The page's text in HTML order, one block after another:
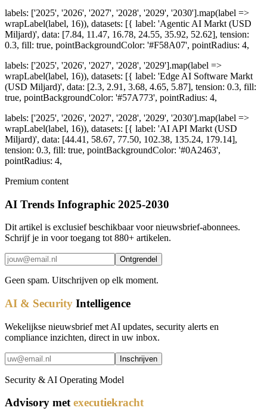
labels: ['2025', '2026', '2027', '2028', '2029', '2030'].map(label =>
wrapLabel(label, 16)), datasets: [{ label: 'Agentic AI Markt (USD
Miljard)', data: [7.84, 11.47, 16.78, 24.55, 35.92, 52.62], tension:
0.3, fill: true, pointBackgroundColor: '#F58A07', pointRadius: 4,
labels: ['2025', '2026', '2027', '2028', '2029'].map(label =>
wrapLabel(label, 16)), datasets: [{ label: 'Edge AI Software Markt
(USD Miljard)', data: [2.3, 2.91, 3.68, 4.65, 5.87], tension: 0.3, fill:
true, pointBackgroundColor: '#57A773', pointRadius: 4,
labels: ['2025', '2026', '2027', '2028', '2029', '2030'].map(label =>
wrapLabel(label, 16)), datasets: [{ label: 'AI API Markt (USD
Miljard)', data: [44.41, 58.67, 77.50, 102.38, 135.24, 179.14],
tension: 0.3, fill: true, pointBackgroundColor: '#0A2463',
pointRadius: 4,
Premium content
AI Trends Infographic 2025-2030
Dit artikel is exclusief beschikbaar voor nieuwsbrief-abonnees.
Schrijf je in voor toegang tot 880+ artikelen.
Ontgrendel
Geen spam. Uitschrijven op elk moment.
AI & Security Intelligence
Wekelijkse nieuwsbrief met AI updates, security alerts en
compliance inzichten, direct in uw inbox.
Inschrijven
Security & AI Operating Model
Advisory metexecutiekracht